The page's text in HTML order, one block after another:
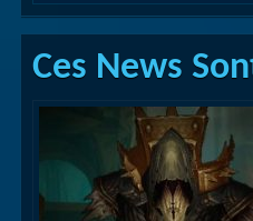
Ces News